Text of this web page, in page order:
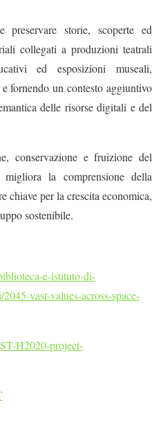
storie, scoperte ed
collegati a produzioni teatrali
ed esposizioni museali,
fornendo un contesto aggiuntivo
delle risorse digitali edel
, conservazionee fruizione del
la comprensione della
chiave per la crescita economica,
sostenibile.
e-istituto-di-
vast-values-across-space-
H2020-project-